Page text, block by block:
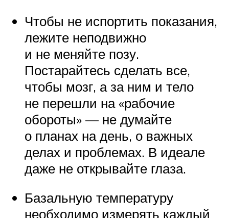
Чтобы не испортить показания,
лежите неподвижно
и не меняйте позу.
Постарайтесь сделать все,
чтобы мозг, а за ним и тело
не перешли на «рабочие
обороты» — не думайте
о планах на день, о важных
делах и проблемах. В идеале
даже не открывайте глаза.
Базальную температуру
необходимо измерять каждый